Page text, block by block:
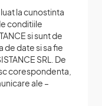
la cunostinta
conditiile
si sunt de
de date si sa fie
SRL. De
corespondenta,
ale –